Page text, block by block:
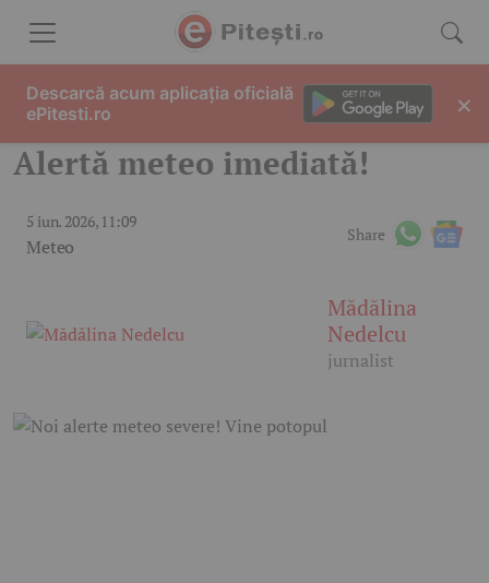
Alertă meteo imediată!
5 iun. 2026, 11:09
Meteo
Share
Mădălina
Nedelcu
jurnalist
Descarcă acum aplicația oficială
ePitesti.ro
×